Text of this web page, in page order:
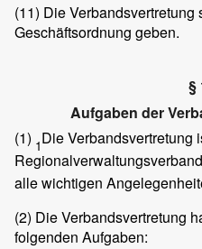
(11) Die Verbandsvertretung
Geschäftsordnung geben.
§
Aufgaben der
(1) 1Die Verbandsvertretung
alle wichtigen
(2) Die Verbandsvertretung
folgenden Aufgaben: